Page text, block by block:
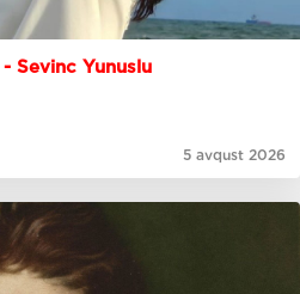
- Sevinc Yunuslu
5 avqust 2026